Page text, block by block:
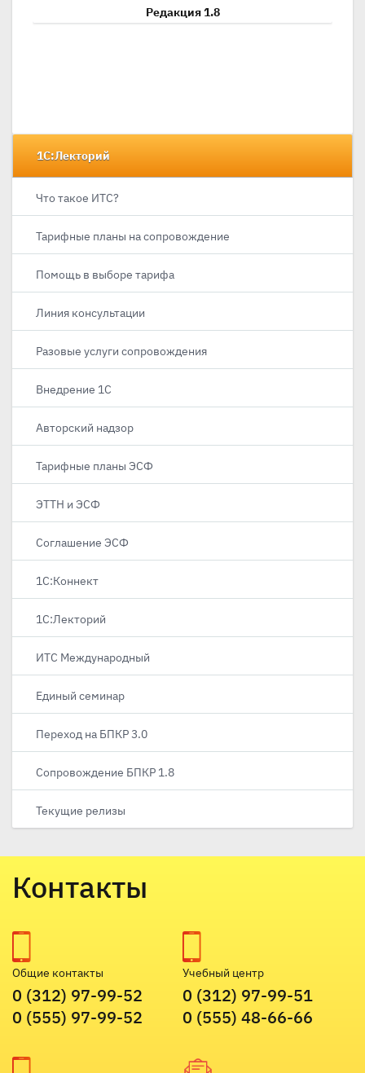
Редакция 1.8
1С:Лекторий
Что такое ИТС?
Тарифные планы на сопровождение
Помощь в выборе тарифа
Линия консультации
Разовые услуги сопровождения
Внедрение 1С
Авторский надзор
Тарифные планы ЭСФ
ЭТТН и ЭСФ
Соглашение ЭСФ
1С:Коннект
1С:Лекторий
ИТС Международный
Единый семинар
Переход на БПКР 3.0
Сопровождение БПКР 1.8
Текущие релизы
Контакты
Общие контакты
0 (312) 97-99-52
0 (555) 97-99-52
Учебный центр
0 (312) 97-99-51
0 (555) 48-66-66